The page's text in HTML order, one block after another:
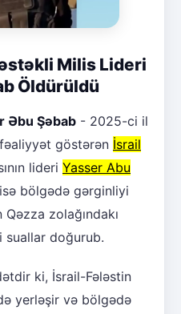
Milis Lideri
Öldürüldü
Əbu Şəbab - 2025-ci il
göstərən İsrail
lideri Yasser Abu
bölgədə gərginliyi
zolağındakı
suallar doğurub.
ki, İsrail-Fələstin
yerləşir və bölgədə